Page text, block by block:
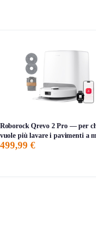
peli e sporco.
e veloce.
Roborock Qrevo 2 Pro — per
vuole più lavare i pavimenti a
499,99 €